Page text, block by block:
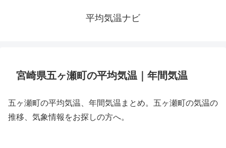
平均気温ナビ
宮崎県五ヶ瀬町の平均気温｜年間気温
五ヶ瀬町の平均気温、年間気温まとめ。五ヶ瀬町の気温の
推移、気象情報をお探しの方へ。